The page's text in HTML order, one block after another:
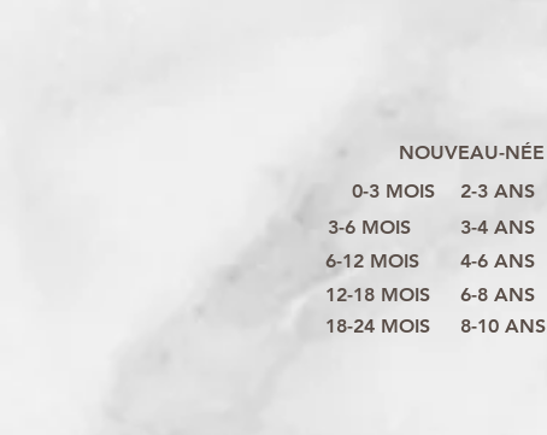
8-10 ANS
6-8 ANS
4-6 ANS
3-4 ANS
2-3 ANS
NOUVEAU-NÉE
0-3 MOIS
6-12 MOIS
12-18 MOIS
18-24 MOIS
3-6 MOIS